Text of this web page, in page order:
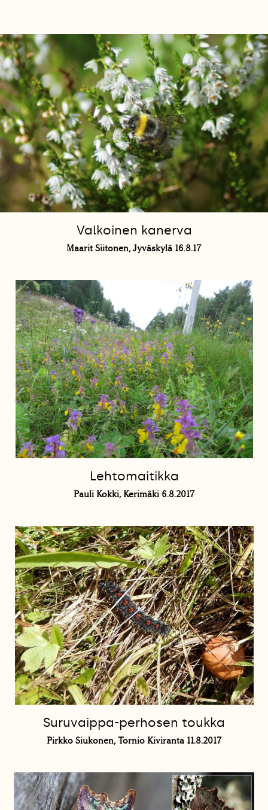
Valkoinen kanerva
Maarit Siitonen, Jyväskylä 16.8.17
Lehtomaitikka
Pauli Kokki, Kerimäki 6.8.2017
Suruvaippa-perhosen toukka
Pirkko Siukonen, Tornio Kiviranta 11.8.2017